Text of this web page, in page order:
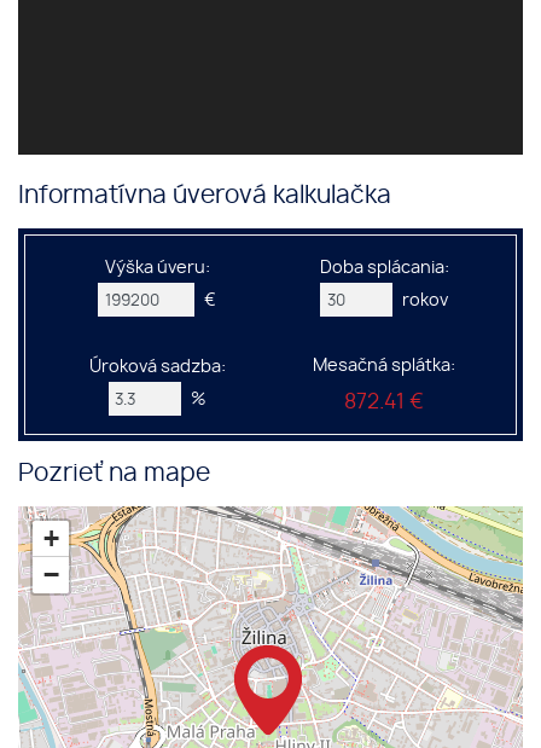
Informatívna úverová kalkulačka
Výška úveru:
€
Doba splácania:
rokov
Úroková sadzba:
%
Mesačná splátka:
872.41 €
Pozrieť na mape
+
−